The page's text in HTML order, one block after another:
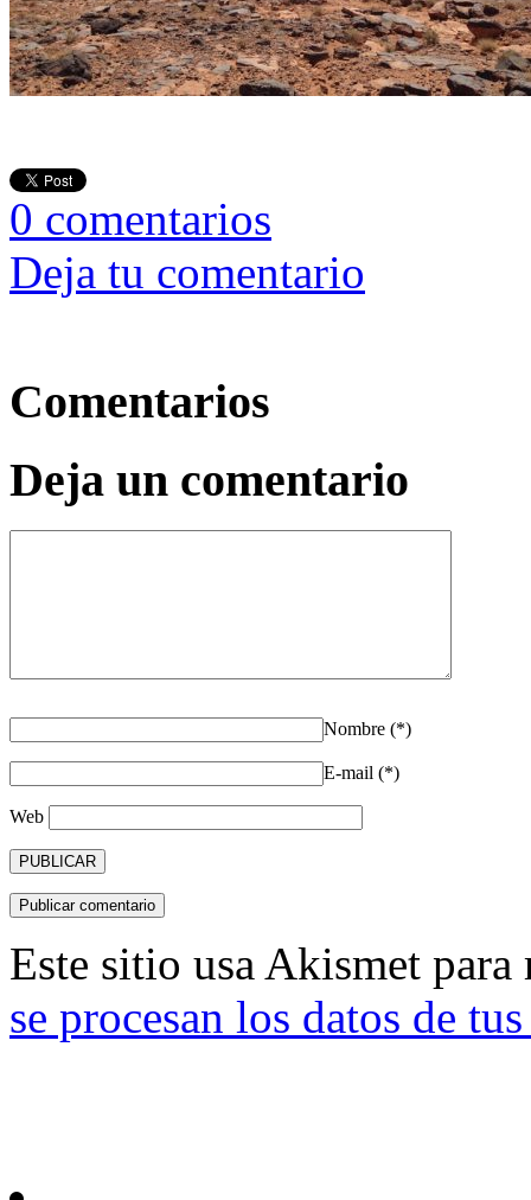
0 comentarios
Deja tu comentario
Comentarios
Deja un comentario
Nombre (*)
E-mail (*)
Web
Este sitio usa Akismet
se procesan los datos de